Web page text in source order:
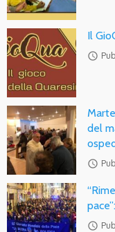
Il
access_time
del
access_time
access_time